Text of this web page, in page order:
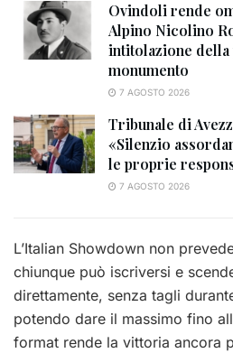
Ovindoli rende
Alpino Nicolino
intitolazione della
monumento
7 AGOSTO 2026
Tribunale di
«Silenzio
le proprie
7 AGOSTO 2026
L’Italian Showdown non
chiunque può iscriversi e
direttamente, senza tagli
potendo dare il massimo fino
format rende la vittoria ancora